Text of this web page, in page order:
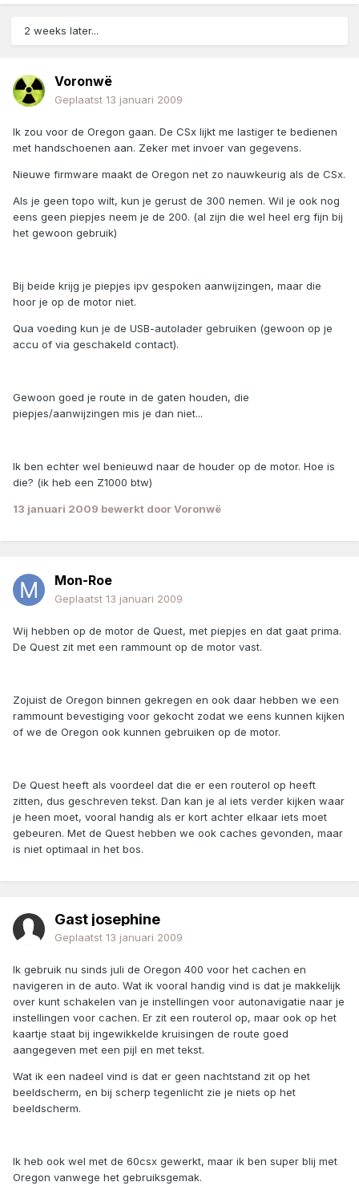
2 weeks later...
Voronwë
Geplaatst 13 januari 2009
Ik zou voor de Oregon gaan. De CSx lijkt me lastiger te bedienen
met handschoenen aan. Zeker met invoer van gegevens.
Nieuwe firmware maakt de Oregon net zo nauwkeurig als de CSx.
Als je geen topo wilt, kun je gerust de 300 nemen. Wil je ook nog
eens geen piepjes neem je de 200. (al zijn die wel heel erg fijn bij
het gewoon gebruik)
Bij beide krijg je piepjes ipv gespoken aanwijzingen, maar die
hoor je op de motor niet.
Qua voeding kun je de USB-autolader gebruiken (gewoon op je
accu of via geschakeld contact).
Gewoon goed je route in de gaten houden, die
piepjes/aanwijzingen mis je dan niet...
Ik ben echter wel benieuwd naar de houder op de motor. Hoe is
die? (ik heb een Z1000 btw)
13 januari 2009 bewerkt door Voronwë
Mon-Roe
Geplaatst 13 januari 2009
Wij hebben op de motor de Quest, met piepjes en dat gaat prima.
De Quest zit met een rammount op de motor vast.
Zojuist de Oregon binnen gekregen en ook daar hebben we een
rammount bevestiging voor gekocht zodat we eens kunnen kijken
of we de Oregon ook kunnen gebruiken op de motor.
De Quest heeft als voordeel dat die er een routerol op heeft
zitten, dus geschreven tekst. Dan kan je al iets verder kijken waar
je heen moet, vooral handig als er kort achter elkaar iets moet
gebeuren. Met de Quest hebben we ook caches gevonden, maar
is niet optimaal in het bos.
Gast josephine
Geplaatst 13 januari 2009
Ik gebruik nu sinds juli de Oregon 400 voor het cachen en
navigeren in de auto. Wat ik vooral handig vind is dat je makkelijk
over kunt schakelen van je instellingen voor autonavigatie naar je
instellingen voor cachen. Er zit een routerol op, maar ook op het
kaartje staat bij ingewikkelde kruisingen de route goed
aangegeven met een pijl en met tekst.
Wat ik een nadeel vind is dat er geen nachtstand zit op het
beeldscherm, en bij scherp tegenlicht zie je niets op het
beeldscherm.
Ik heb ook wel met de 60csx gewerkt, maar ik ben super blij met
Oregon vanwege het gebruiksgemak.